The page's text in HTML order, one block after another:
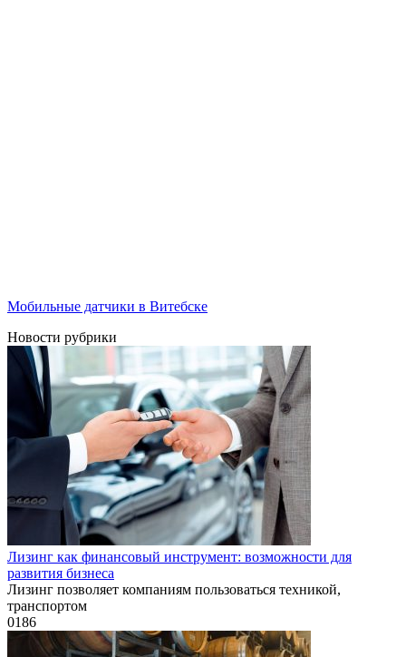
Мобильные датчики в Витебске
Новости рубрики
Лизинг как финансовый инструмент: возможности для
развития бизнеса
Лизинг позволяет компаниям пользоваться техникой,
транспортом
0186